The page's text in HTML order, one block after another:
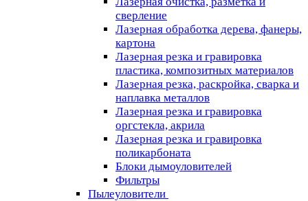
сверление
Лазерная обработка дерева, фанеры,
картона
Лазерная резка и гравировка
пластика, композитных материалов
Лазерная резка, раскройка, сварка и
наплавка металлов
Лазерная резка и гравировка
оргстекла, акрила
Лазерная резка и гравировка
поликарбоната
Блоки дымоуловителей
Фильтры
Пылеуловители